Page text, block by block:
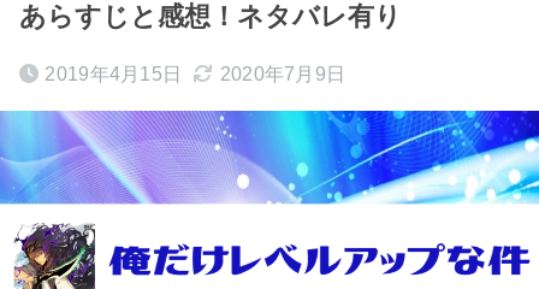
あらすじと感想！ネタバレ有り
2019年4月15日 2020年7月9日